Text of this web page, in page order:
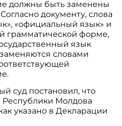
должны быть заменены
документу, слова
«официальный язык» и
грамматической форме,
язык
словами
суд постановил, что
Молдова
указано в Декларации